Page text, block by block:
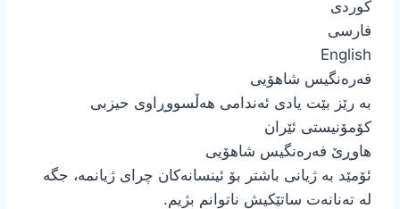
کوردی
فارسی
English
فەرەنگیس شاهۆیی
بە رێز بێت یادی ئەندامی هەڵسووڕاوی حیزبی
کۆمۆنیستی ئێران
هاوڕێ فەرەنگیس شاهۆیی
ئۆمێد بە ژیانی باشتر بۆ ئینسانەکان چرای ژیانمە، جگە
لە تەنانەت ساتێکیش ناتوانم بژیم.